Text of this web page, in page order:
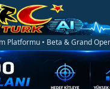
• Beta & Grand